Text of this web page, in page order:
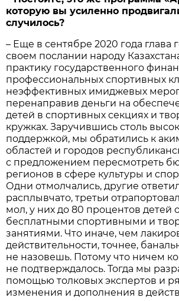
которую вы усиленно
случилось?
– Еще в сентябре 2020 года глава
своем послании народу
практику государственного
профессиональных спортивных
неэффективных имиджевых
перенаправив деньги на
детей в спортивных секциях и
кружках. Заручившись столь
поддержкой, мы обратились к
областей и городов
с предложением пересмотреть
регионов в сфере культуры и
Одни отмолчались, другие
расплывчато, третьи
мол, у них до 80 процентов детей
бесплатными спортивными и
занятиями. Что иначе, чем
действительности, точнее,
не назовешь. Потому что ничем
не подтверждалось. Тогда мы
помощью толковых экспертов и
изменения и дополнения в